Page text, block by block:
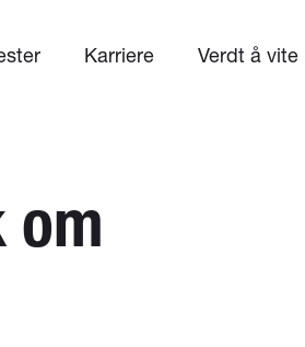
Karriere Verdt å vite
om